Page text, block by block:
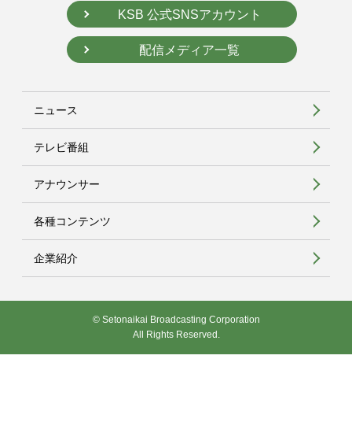
KSB 公式SNSアカウント
配信メディア一覧
ニュース
テレビ番組
アナウンサー
各種コンテンツ
企業紹介
© Setonaikai Broadcasting Corporation
All Rights Reserved.